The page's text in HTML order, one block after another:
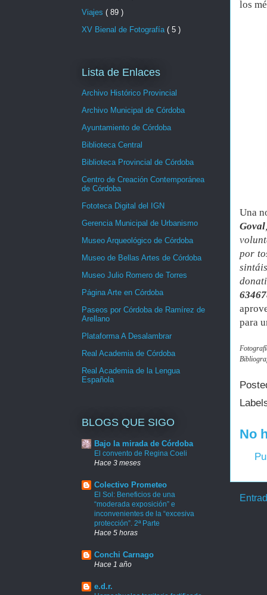
los
Una
Goval
por
para
No
Viajes ( 89 )
XV Bienal de Fotografía ( 5 )
Lista de Enlaces
Archivo Histórico Provincial
Archivo Municipal de Córdoba
Ayuntamiento de Córdoba
Biblioteca Central
Biblioteca Provincial de Córdoba
Centro de Creación Contemporánea
de Córdoba
Fototeca Digital del IGN
Gerencia Municipal de Urbanismo
Museo Arqueológico de Córdoba
Museo de Bellas Artes de Córdoba
Museo Julio Romero de Torres
Página Arte en Córdoba
Paseos por Córdoba de Ramírez de
Arellano
Plataforma A Desalambrar
Real Academia de Córdoba
Real Academia de la Lengua
Española
BLOGS QUE SIGO
Bajo la mirada de Córdoba
El convento de Regina Coeli
Hace 3 meses
Colectivo Prometeo
El Sol: Beneficios de una
“moderada exposición” e
inconvenientes de la “excesiva
protección”. 2ª Parte
Hace 5 horas
Conchi Carnago
Hace 1 año
e.d.r.